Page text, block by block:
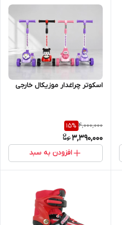
اسکوتر چراغدار موزیکال خارجی
4,000,000
15%
3,390,000
افزودن به سبد